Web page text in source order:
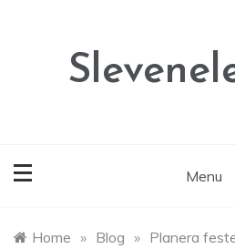
Menu
Home » Blog » Planera